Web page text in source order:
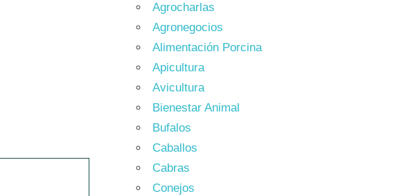
Agrocharlas
Agronegocios
Alimentación Porcina
Apicultura
Avicultura
Bienestar Animal
Bufalos
Caballos
Cabras
Conejos